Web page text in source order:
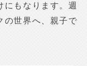
にもなります。週
の世界へ、親子で